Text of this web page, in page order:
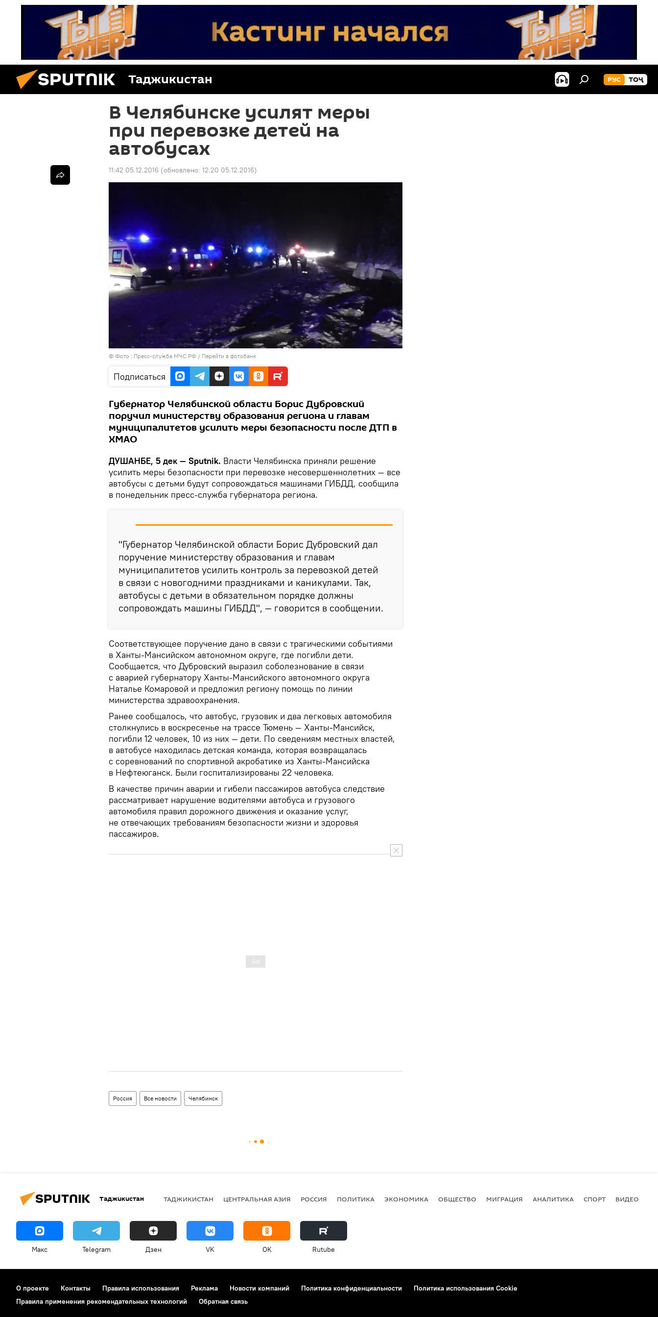
Таджикистан РУС ТОҶ
В Челябинске усилят меры
при перевозке детей на
автобусах
11:42 05.12.2016 (обновлено: 12:20 05.12.2016)
© Фото : Пресс-служба МЧС РФ / Перейти в фотобанк
Подписаться
Губернатор Челябинской области Борис Дубровский
поручил министерству образования региона и главам
муниципалитетов усилить меры безопасности после ДТП в
ХМАО
ДУШАНБЕ, 5 дек — Sputnik. Власти Челябинска приняли решение
усилить меры безопасности при перевозке несовершеннолетних — все
автобусы с детьми будут сопровождаться машинами ГИБДД, сообщила
в понедельник пресс-служба губернатора региона.
"Губернатор Челябинской области Борис Дубровский дал
поручение министерству образования и главам
муниципалитетов усилить контроль за перевозкой детей
в связи с новогодними праздниками и каникулами. Так,
автобусы с детьми в обязательном порядке должны
сопровождать машины ГИБДД", — говорится в сообщении.
Соответствующее поручение дано в связи с трагическими событиями
в Ханты-Мансийском автономном округе, где погибли дети.
Сообщается, что Дубровский выразил соболезнование в связи
с аварией губернатору Ханты-Мансийского автономного округа
Наталье Комаровой и предложил региону помощь по линии
министерства здравоохранения.
Ранее сообщалось, что автобус, грузовик и два легковых автомобиля
столкнулись в воскресенье на трассе Тюмень — Ханты-Мансийск,
погибли 12 человек, 10 из них — дети. По сведениям местных властей,
в автобусе находилась детская команда, которая возвращалась
с соревнований по спортивной акробатике из Ханты-Мансийска
в Нефтеюганск. Были госпитализированы 22 человека.
В качестве причин аварии и гибели пассажиров автобуса следствие
рассматривает нарушение водителями автобуса и грузового
автомобиля правил дорожного движения и оказание услуг,
не отвечающих требованиям безопасности жизни и здоровья
пассажиров.
Россия Все новости Челябинск
Таджикистан ТАДЖИКИСТАН ЦЕНТРАЛЬНАЯ АЗИЯ РОССИЯ ПОЛИТИКА ЭКОНОМИКА ОБЩЕСТВО МИГРАЦИЯ АНАЛИТИКА СПОРТ ВИДЕО
Макс Telegram Дзен VK OK Rutube
О проекте Контакты Правила использования Реклама Новости компаний Политика конфиденциальности
Политика использования Cookie
Правила применения рекомендательных технологий
Обратная связь